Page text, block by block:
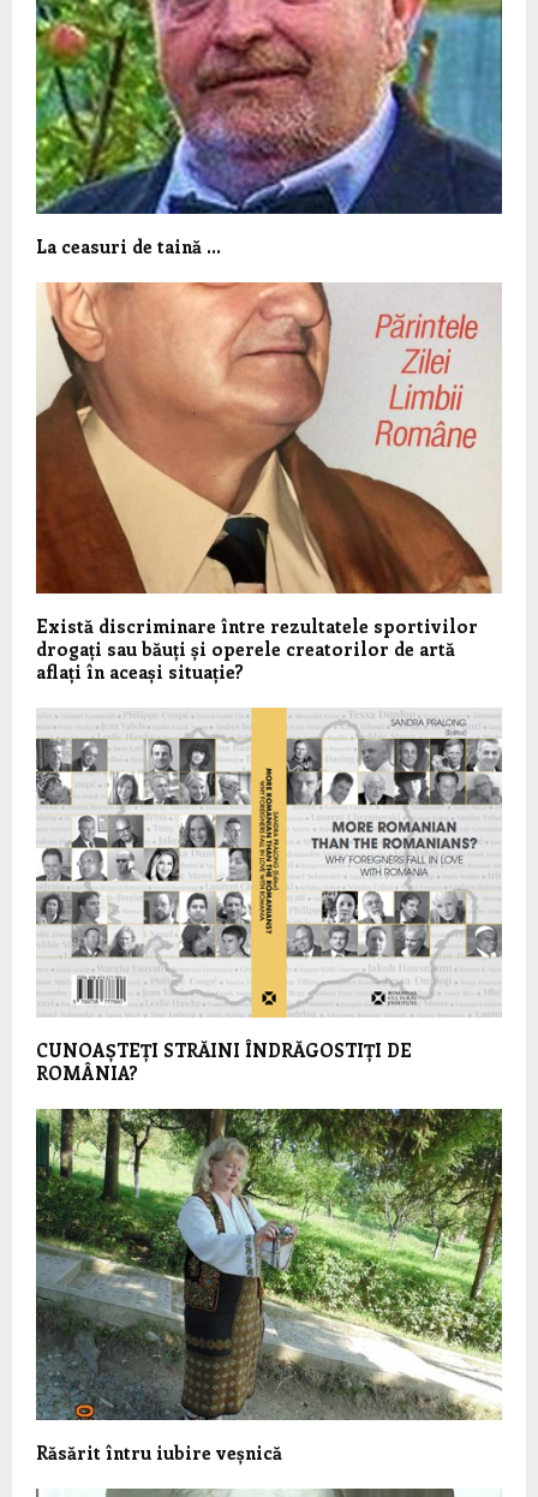
La ceasuri de taină …
Există discriminare între rezultatele sportivilor
drogați sau băuți și operele creatorilor de artă
aflați în aceași situație?
CUNOAȘTEȚI STRĂINI ÎNDRĂGOSTIȚI DE
ROMÂNIA?
Răsărit întru iubire veșnică